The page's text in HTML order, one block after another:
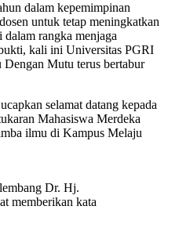
dalam kepemimpinan
untuk tetap meningkatkan
rangka menjaga
kali ini Universitas PGRI
Mutu terus bertabur
selamat datang kepada
Mahasiswa Merdeka
ilmu di Kampus Melaju
Dr. Hj.
memberikan kata